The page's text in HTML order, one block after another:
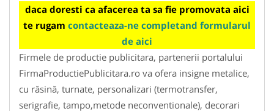
daca doresti ca afacerea ta sa fie promovata aici
te rugam contacteaza-ne completand formularul
de aici
Firmele de productie publicitara, partenerii portalului
FirmaProductiePublicitara.ro va ofera insigne metalice,
cu răsină, turnate, personalizari (termotransfer,
serigrafie, tampo,metode neconventionale), decorari